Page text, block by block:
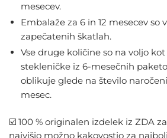
mesecev.
Embalaže za 6 in 12 mesecev so
zapečatenih škatlah.
Vse druge količine so na voljo
stekleničke iz 6-mesečnih
oblikuje glede na število
mesec.
☑️ 100 % originalen izdelek iz ZDA
najvišjo možno kakovostjo za